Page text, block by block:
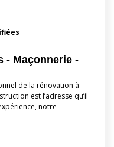
- Maçonnerie -
de la rénovation à
est l’adresse qu’il
notre